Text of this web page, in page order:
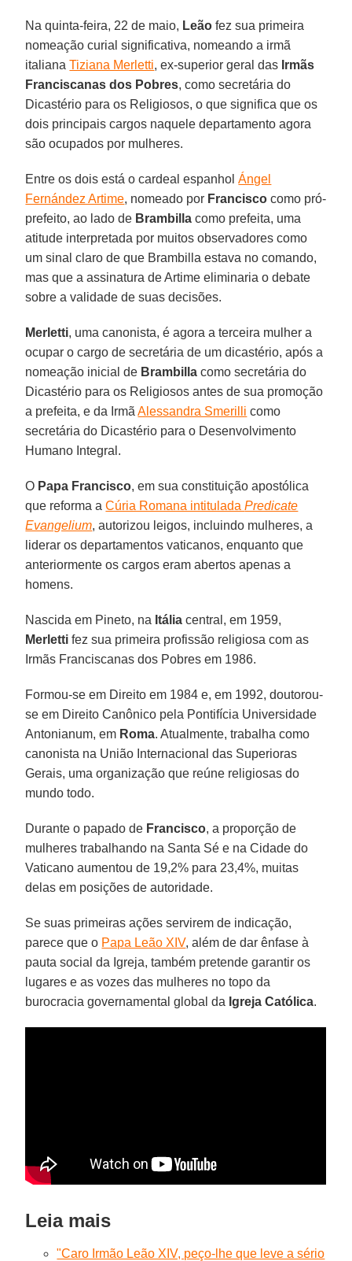
Na quinta-feira, 22 de maio, Leão fez sua primeira
nomeação curial significativa, nomeando a irmã
italianaTiziana Merletti, ex-superior geral das Irmãs
Franciscanas dos Pobres, como secretária do
Dicastério para os Religiosos, o que significa que os
dois principais cargos naquele departamento agora
são ocupados por mulheres.
Entre os dois está o cardeal espanholÁngel
Fernández Artime, nomeado por Francisco como pró-
prefeito, ao lado de Brambilla como prefeita, uma
atitude interpretada por muitos observadores como
um sinal claro de que Brambilla estava no comando,
mas que a assinatura de Artime eliminaria o debate
sobre a validade de suas decisões.
Merletti, uma canonista, é agora a terceira mulher a
ocupar o cargo de secretária de um dicastério, após a
nomeação inicial de Brambilla como secretária do
Dicastério para os Religiosos antes de sua promoção
a prefeita, e da IrmãAlessandra Smerilli como
secretária do Dicastério para o Desenvolvimento
Humano Integral.
O Papa Francisco, em sua constituição apostólica
que reforma aCúria Romana intituladaPredicate
Evangelium, autorizou leigos, incluindo mulheres, a
liderar os departamentos vaticanos, enquanto que
anteriormente os cargos eram abertos apenas a
homens.
Nascida em Pineto, na Itália central, em 1959,
Merletti fez sua primeira profissão religiosa com as
Irmãs Franciscanas dos Pobres em 1986.
Formou-se em Direito em 1984 e, em 1992, doutorou-
se em Direito Canônico pela Pontifícia Universidade
Antonianum, em Roma. Atualmente, trabalha como
canonista na União Internacional das Superioras
Gerais, uma organização que reúne religiosas do
mundo todo.
Durante o papado de Francisco, a proporção de
mulheres trabalhando na Santa Sé e na Cidade do
Vaticano aumentou de 19,2% para 23,4%, muitas
delas em posições de autoridade.
Se suas primeiras ações servirem de indicação,
parece que o Papa Leão XIV, além de dar ênfase à
pauta social da Igreja, também pretende garantir os
lugares e as vozes das mulheres no topo da
burocracia governamental global da Igreja Católica.
Leia mais
"Caro Irmão Leão XIV, peço-lhe que leve a sério